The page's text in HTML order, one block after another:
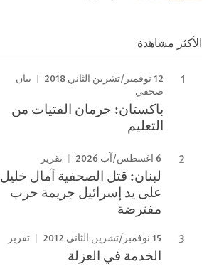
الأكثر مشاهدة
12 نوفمبر/تشرين الثاني 2018
بيان
صحفي
باكستان: حرمان الفتيات من
التعليم
6 اغسطس/آب 2026 تقرير
لبنان: قتل الصحفية آمال خليل
على يد إسرائيل جريمة حرب
مفترضة
15 نوفمبر/تشرين الثاني 2012 تقرير
الخدمة في العزلة